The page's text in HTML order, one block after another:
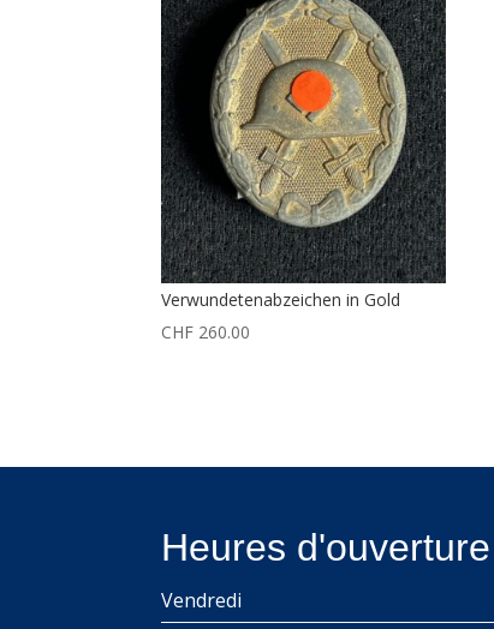
Verwundetenabzeichen in Gold
CHF 260.00
Heures d'ouverture
Vendredi